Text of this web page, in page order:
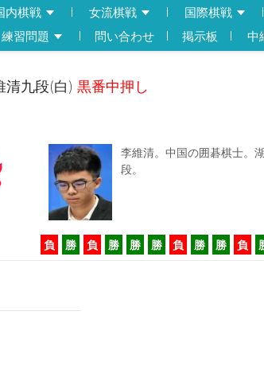
内棋戦 女流棋戦 国際棋戦
練習問題 問い合わせ 掲示板
中
清九段(白)黒番中押し
李維清。中国の囲碁棋士。
段。
負 勝 負 勝 勝 勝 負 勝 勝 負